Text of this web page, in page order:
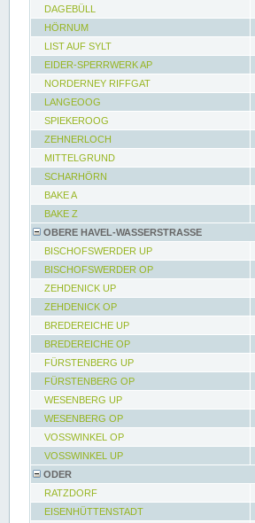
DAGEBÜLL
HÖRNUM
LIST AUF SYLT
EIDER-SPERRWERK AP
NORDERNEY RIFFGAT
LANGEOOG
SPIEKEROOG
ZEHNERLOCH
MITTELGRUND
SCHARHÖRN
BAKE A
BAKE Z
OBERE HAVEL-WASSERSTRASSE
BISCHOFSWERDER UP
BISCHOFSWERDER OP
ZEHDENICK UP
ZEHDENICK OP
BREDEREICHE UP
BREDEREICHE OP
FÜRSTENBERG UP
FÜRSTENBERG OP
WESENBERG UP
WESENBERG OP
VOSSWINKEL OP
VOSSWINKEL UP
ODER
RATZDORF
EISENHÜTTENSTADT